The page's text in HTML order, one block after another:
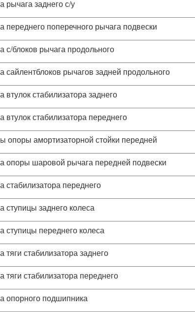
рычага заднего с/у
переднего поперечного рычага подвески
с/блоков рычага продольного
сайлентблоков рычагов задней продольного
втулок стабилизатора заднего
втулок стабилизатора переднего
опоры амортизаторной стойки передней
опоры шаровой рычага передней подвески
стабилизатора переднего
ступицы заднего колеса
ступицы переднего колеса
тяги стабилизатора заднего
тяги стабилизатора переднего
опорного подшипника